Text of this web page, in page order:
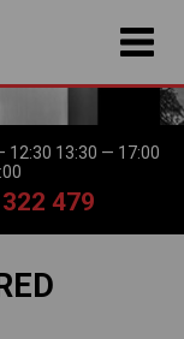
12:30 13:30 — 17:00
479